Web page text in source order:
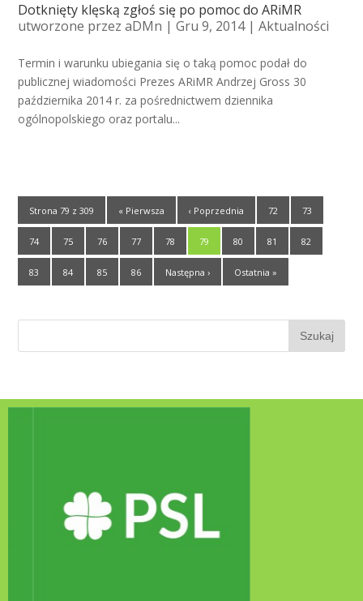
Dotknięty klęską zgłoś się po pomoc do ARiMR
utworzone przezaDMn | Gru 9, 2014 |Aktualności
Termin i warunku ubiegania się o taką pomoc podał do
publicznej wiadomości Prezes ARiMR Andrzej Gross 30
października 2014 r. za pośrednictwem dziennika
ogólnopolskiego oraz portalu...
Strona 79 z 309 « Pierwsza ‹ Poprzednia 72 73
74 75 76 77 78 79 80 81 82
83 84 85 86 Następna › Ostatnia »